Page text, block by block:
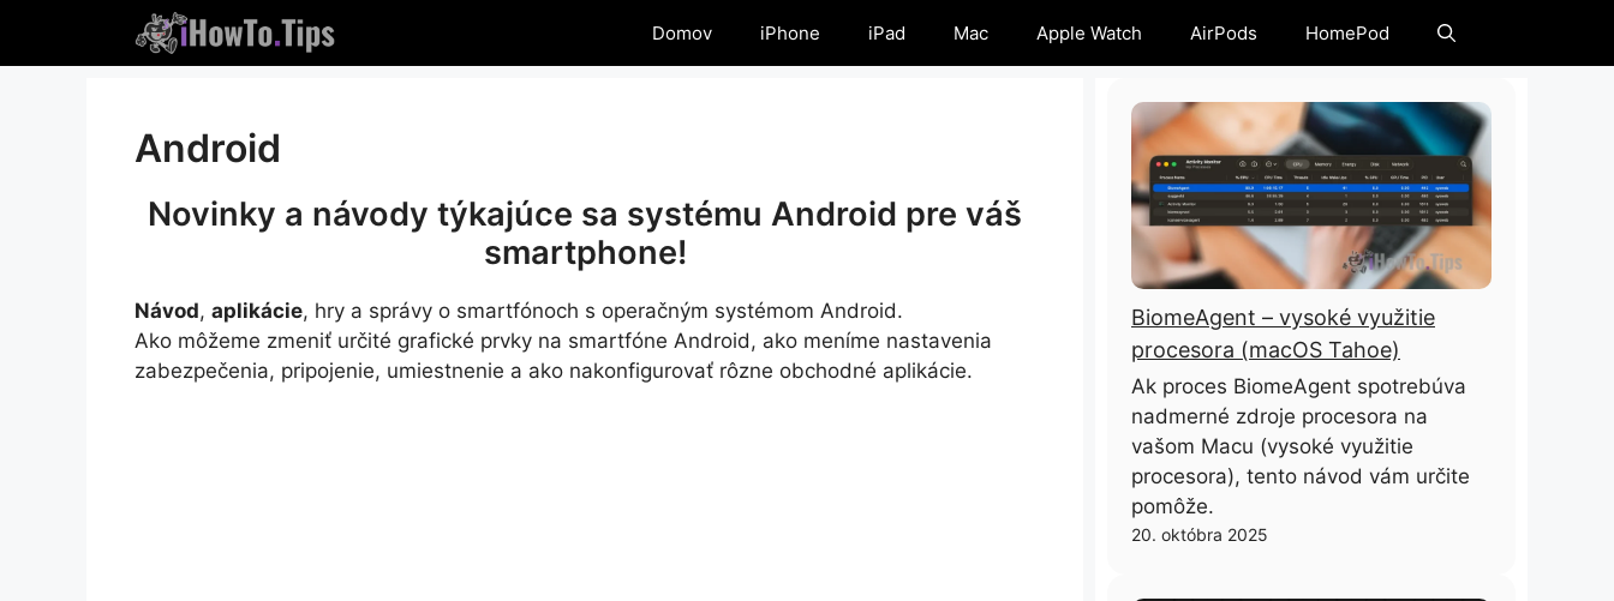
obsah
Domov iPhone iPad Mac Apple Watch AirPods HomePod
Android
Novinky a návody týkajúce sa systému Android pre váš
smartphone!
Návod, aplikácie, hry a správy o smartfónoch s operačným systémom Android.
Ako môžeme zmeniť určité grafické prvky na smartfóne Android, ako meníme nastavenia
zabezpečenia, pripojenie, umiestnenie a ako nakonfigurovať rôzne obchodné aplikácie.
BiomeAgent – ​​vysoké využitie
procesora (macOS Tahoe)
Ak proces BiomeAgent spotrebúva
nadmerné zdroje procesora na
vašom Macu (vysoké využitie
procesora), tento návod vám určite
pomôže.
20. októbra 2025